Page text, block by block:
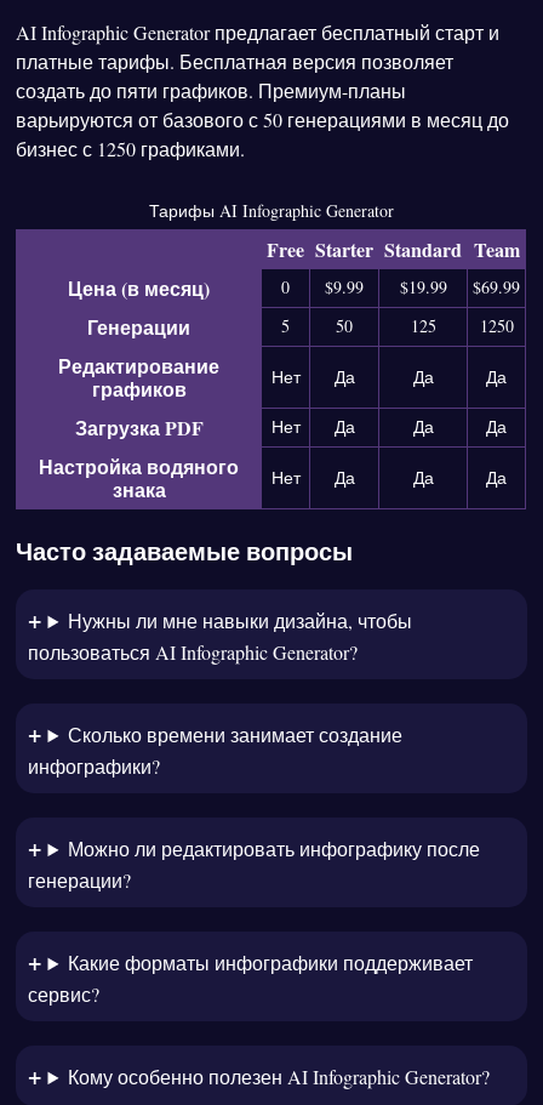
AI Infographic Generator предлагает бесплатный старт и
платные тарифы. Бесплатная версия позволяет
создать до пяти графиков. Премиум-планы
варьируются от базового с 50 генерациями в месяц до
бизнес с 1250 графиками.
Тарифы AI Infographic Generator
Free Starter Standard Team
Цена (в месяц)
0 $9.99 $19.99 $69.99
Генерации 5 50 125 1250
Редактирование
графиков
Нет Да Да Да
Загрузка PDF Нет Да Да Да
Настройка водяного
знака
Нет Да Да Да
Часто задаваемые вопросы
Нужны ли мне навыки дизайна, чтобы
пользоваться AI Infographic Generator?
Сколько времени занимает создание
инфографики?
Можно ли редактировать инфографику после
генерации?
Какие форматы инфографики поддерживает
сервис?
Кому особенно полезен AI Infographic Generator?